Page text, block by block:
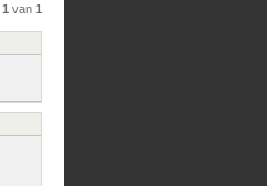
1 van 1